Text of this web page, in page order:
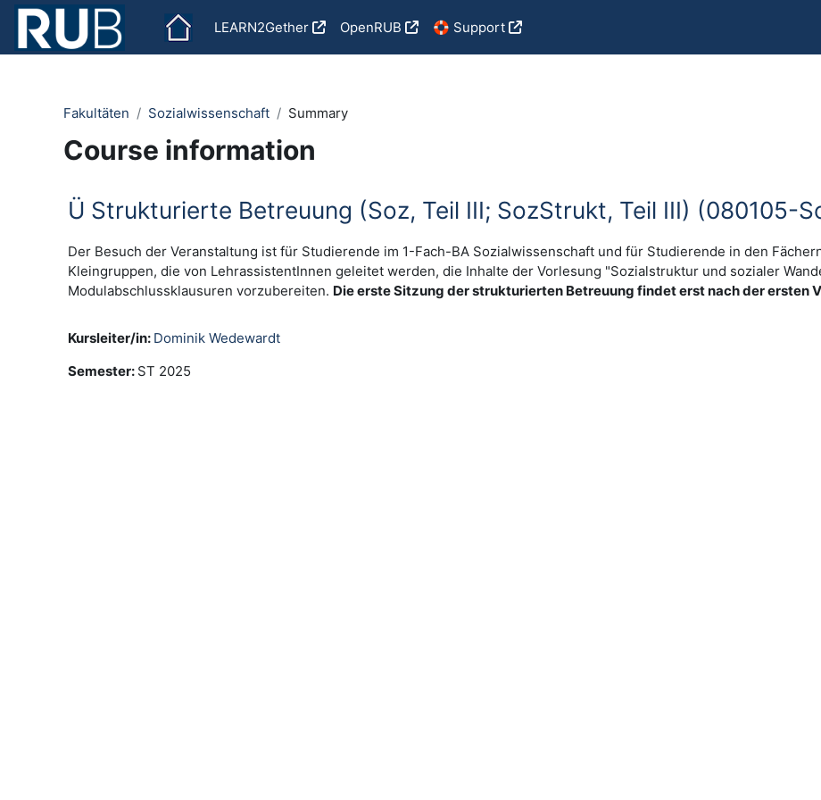
Skip to main content
LEARN2Gether
OpenRUB 🛟 Support
Fakultäten Sozialwissenschaft Summary
Course information
Ü Strukturierte Betreuung (Soz, Teil III; SozStrukt, Teil III) (080105-
Der Besuch der Veranstaltung ist für Studierende im 1-Fach-BA Sozialwissenschaft und für Studierende in den
Kleingruppen, die von LehrassistentInnen geleitet werden, die Inhalte der Vorlesung "Sozialstruktur und sozialer
Modulabschlussklausuren vorzubereiten. Die erste Sitzung der strukturierten Betreuung findet erst nach der ersten
Kursleiter/in: Dominik Wedewardt
Semester: ST 2025